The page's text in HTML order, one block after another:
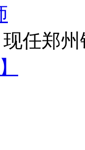
任郑